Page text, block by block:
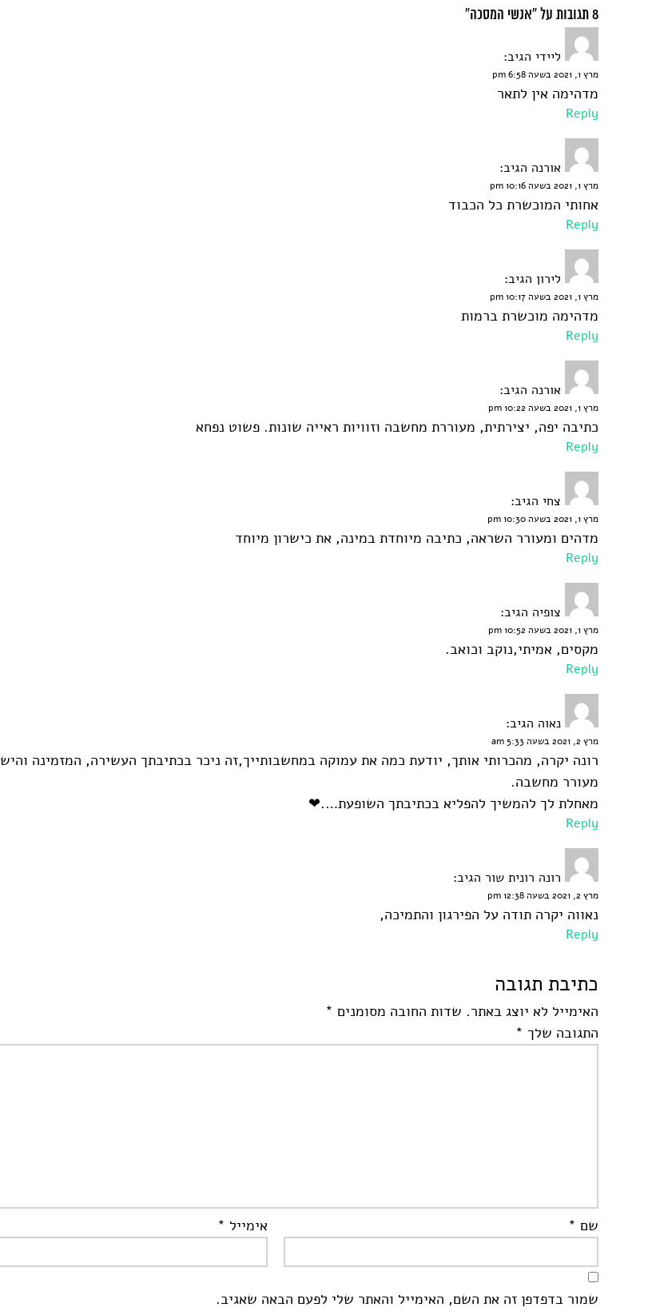
8 תגובות על “אנשי המסכה”
ליידי הגיב:
מרץ 1, 2021 בשעה 6:58 pm
מדהימה אין לתאר
Reply
אורנה הגיב:
מרץ 1, 2021 בשעה 10:16 pm
אחותי המוכשרת כל הכבוד
Reply
לירון הגיב:
מרץ 1, 2021 בשעה 10:17 pm
מדהימה מוכשרת ברמות
Reply
אורנה הגיב:
מרץ 1, 2021 בשעה 10:22 pm
כתיבה יפה, יצירתית, מעוררת מחשבה וזוויות ראייה שונות. פשוט נפחא
Reply
צחי הגיב:
מרץ 1, 2021 בשעה 10:30 pm
מדהים ומעורר השראה, כתיבה מיוחדת במינה, את כישרון מיוחד
Reply
צופיה הגיב:
מרץ 1, 2021 בשעה 10:52 pm
מקסים, אמיתי,נוקב וכואב.
Reply
נאוה הגיב:
מרץ 2, 2021 בשעה 5:33 am
רונה יקרה, מהכרותי אותך, יודעת כמה את עמוקה במחשבותייך,זה ניכר בכתיבתך העשירה, המזמינה
מעורר מחשבה.
מאחלת לך להמשיך להפליא בכתיבתך השופעת….❤
Reply
רונה רונית שור הגיב:
מרץ 2, 2021 בשעה 12:38 pm
נאווה יקרה תודה על הפירגון והתמיכה,
Reply
כתיבת תגובה
האימייל לא יוצג באתר. שדות החובה מסומנים *
התגובה שלך *
שם * אימייל *
שמור בדפדפן זה את השם, האימייל והאתר שלי לפעם הבאה שאגיב.